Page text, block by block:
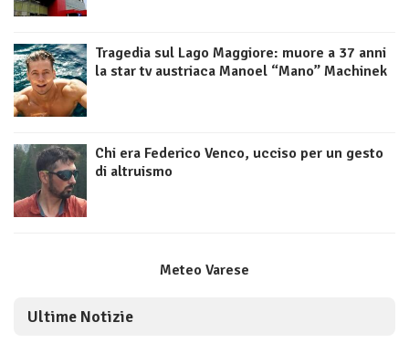
Tragedia sul Lago Maggiore: muore a 37 anni
la star tv austriaca Manoel “Mano” Machinek
Chi era Federico Venco, ucciso per un gesto
di altruismo
Meteo Varese
Ultime Notizie